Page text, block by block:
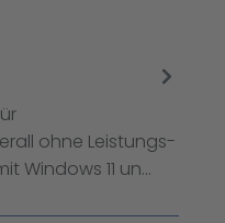
ohne Leistungs-
Windows 11 un…